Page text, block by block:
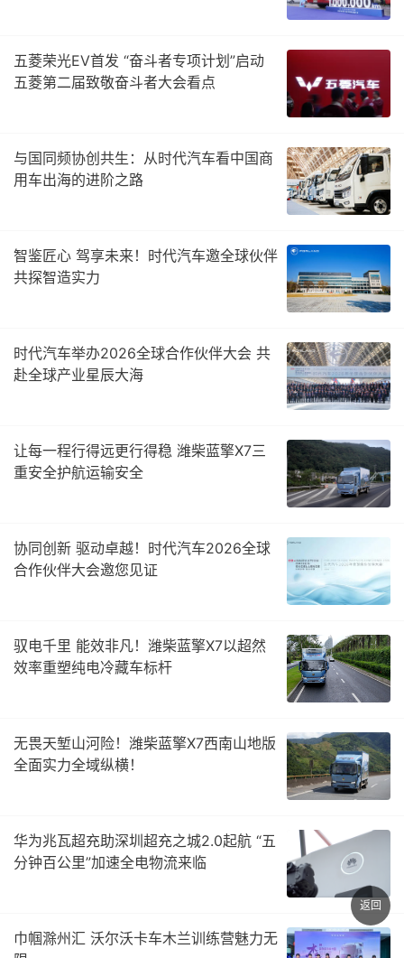
五菱荣光EV首发 “奋斗者专项计划”启动
五菱第二届致敬奋斗者大会看点
与国同频协创共生：从时代汽车看中国商
用车出海的进阶之路
智鉴匠心 驾享未来！时代汽车邀全球伙伴
共探智造实力
时代汽车举办2026全球合作伙伴大会 共
赴全球产业星辰大海
让每一程行得远更行得稳 潍柴蓝擎X7三
重安全护航运输安全
协同创新 驱动卓越！时代汽车2026全球
合作伙伴大会邀您见证​
驭电千里 能效非凡！潍柴蓝擎X7以超然
效率重塑纯电冷藏车标杆
无畏天堑山河险！潍柴蓝擎X7西南山地版
全面实力全域纵横！
华为兆瓦超充助深圳超充之城2.0起航 “五
分钟百公里”加速全电物流来临
巾帼滁州汇 沃尔沃卡车木兰训练营魅力无
返回